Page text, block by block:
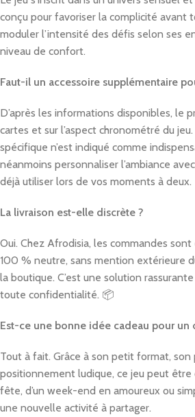
conçu pour favoriser la complicité avant
moduler l’intensité des défis selon ses
niveau de confort.
Faut-il un accessoire supplémentaire
D’après les informations disponibles, le
cartes et sur l’aspect chronométré du
spécifique n’est indiqué comme
néanmoins personnaliser l’ambiance
déjà utiliser lors de vos moments à deux.
La livraison est-elle discrète ?
Oui. Chez Afrodisia, les commandes
100 % neutre, sans mention extérieure
la boutique. C’est une solution
toute confidentialité. 📦
Est-ce une bonne idée cadeau pour un
Tout à fait. Grâce à son petit format, son
positionnement ludique, ce jeu peut être
fête, d’un week-end en amoureux ou
une nouvelle activité à partager.